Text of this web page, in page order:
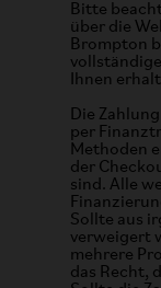
Bitte
über die
Brompton
Ihnen
Die
per
Methoden
der
sind. Alle
Sollte aus
verweigert
mehrere
das Recht,